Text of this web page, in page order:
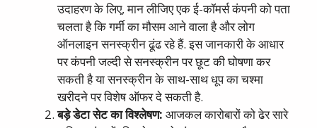
उदाहरण के लिए, मान लीजिए एक ई-कॉमर्स कंपनी को पता
चलता है कि गर्मी का मौसम आने वाला है और लोग
ऑनलाइन सनस्क्रीन ढूंढ रहे हैं. इस जानकारी के आधार
पर कंपनी जल्दी से सनस्क्रीन पर छूट की घोषणा कर
सकती है या सनस्क्रीन के साथ-साथ धूप का चश्मा
खरीदने पर विशेष ऑफर दे सकती है.
बड़ेडेटासेटकाविश्लेषण: आजकल कारोबारों को ढेर सारे